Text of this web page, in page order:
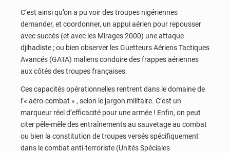
C’est ainsi qu’on a pu voir des troupes nigériennes
demander, et coordonner, un appui aérien pour repousser
avec succès (et avec les Mirages 2000) une attaque
djihadiste ; ou bien observer les Guetteurs Aériens Tactiques
Avancés (GATA) maliens conduire des frappes aériennes
aux côtés des troupes françaises.
Ces capacités opérationnelles rentrent dans le domaine de
l’« aéro-combat » , selon le jargon militaire. C’est un
marqueur réel d’efficacité pour une armée ! Enfin, on peut
citer pêle-mêle des entraînements au sauvetage au combat
ou bien la constitution de troupes versés spécifiquement
dans le combat anti-terroriste (Unités Spéciales